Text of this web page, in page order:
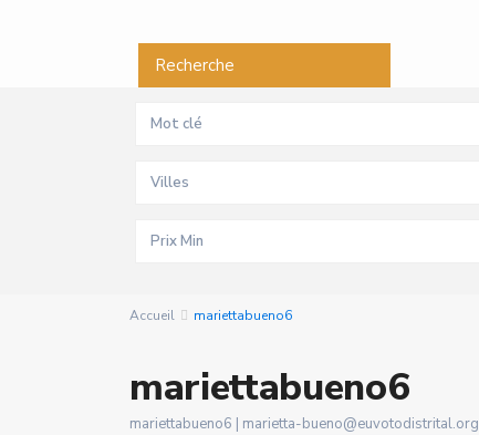
Recherche
Villes
Accueil mariettabueno6
mariettabueno6
mariettabueno6 | marietta-